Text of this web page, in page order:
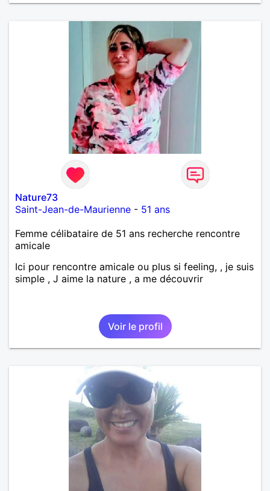
Nature73
Saint-Jean-de-Maurienne - 51 ans
Femme célibataire de 51 ans recherche rencontre
amicale
Ici pour rencontre amicale ou plus si feeling, , je suis
simple , J aime la nature , a me découvrir
Voir le profil